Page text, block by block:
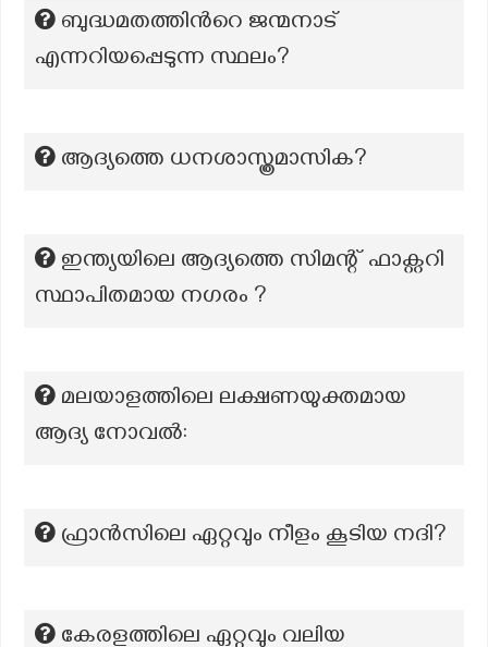
ബുദ്ധമതത്തിന്‍റെ ജന്മനാട്
എന്നറിയപ്പെടുന്ന സ്ഥലം?
ആദ്യത്തെ ധനശാസ്ത്രമാസിക?
ഇന്ത്യയിലെ ആദ്യത്തെ സിമന്റ് ഫാക്റ്ററി
സ്ഥാപിതമായ നഗരം ?
മലയാളത്തിലെ ലക്ഷണയുക്തമായ
ആദ്യ നോവൽ:
ഫ്രാൻസിലെ ഏറ്റവും നീളം കൂടിയ നദി?
കേരളത്തിലെ ഏറ്റവും വലിയ